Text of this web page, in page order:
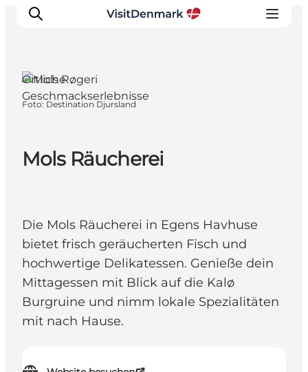
Erlebnisse
Mols Räucherei
Die Mols Räucherei in Egens Havhuse
bietet frisch geräucherten Fisch und
hochwertige Delikatessen. Genieße dein
Mittagessen mit Blick auf die Kalø
Burgruine und nimm lokale Spezialitäten
mit nach Hause.
Örtliche
Geschmackserlebnisse
Foto: Destination Djursland